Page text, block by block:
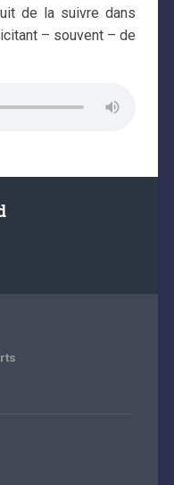
de la suivre dans
– souvent – de